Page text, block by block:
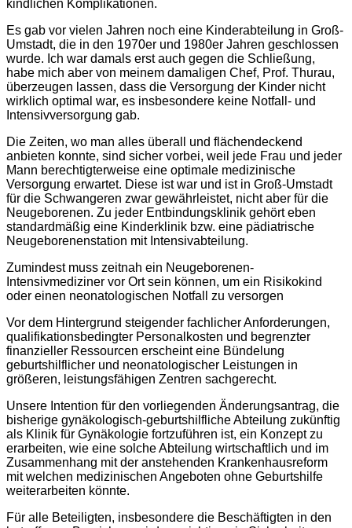
kindlichen Komplikationen.
Es gab vor vielen Jahren noch eine Kinderabteilung in Groß-
Umstadt, die in den 1970er und 1980er Jahren geschlossen
wurde. Ich war damals erst auch gegen die Schließung,
habe mich aber von meinem damaligen Chef, Prof. Thurau,
überzeugen lassen, dass die Versorgung der Kinder nicht
wirklich optimal war, es insbesondere keine Notfall- und
Intensivversorgung gab.
Die Zeiten, wo man alles überall und flächendeckend
anbieten konnte, sind sicher vorbei, weil jede Frau und jeder
Mann berechtigterweise eine optimale medizinische
Versorgung erwartet. Diese ist war und ist in Groß-Umstadt
für die Schwangeren zwar gewährleistet, nicht aber für die
Neugeborenen. Zu jeder Entbindungsklinik gehört eben
standardmäßig eine Kinderklinik bzw. eine pädiatrische
Neugeborenenstation mit Intensivabteilung.
Zumindest muss zeitnah ein Neugeborenen-
Intensivmediziner vor Ort sein können, um ein Risikokind
oder einen neonatologischen Notfall zu versorgen
Vor dem Hintergrund steigender fachlicher Anforderungen,
qualifikationsbedingter Personalkosten und begrenzter
finanzieller Ressourcen erscheint eine Bündelung
geburtshilflicher und neonatologischer Leistungen in
größeren, leistungsfähigen Zentren sachgerecht.
Unsere Intention für den vorliegenden Änderungsantrag, die
bisherige gynäkologisch-geburtshilfliche Abteilung zukünftig
als Klinik für Gynäkologie fortzuführen ist, ein Konzept zu
erarbeiten, wie eine solche Abteilung wirtschaftlich und im
Zusammenhang mit der anstehenden Krankenhausreform
mit welchen medizinischen Angeboten ohne Geburtshilfe
weiterarbeiten könnte.
Für alle Beteiligten, insbesondere die Beschäftigten in den